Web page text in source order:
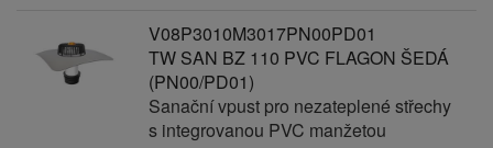
V08P3010M3017PN00PD01
TW SAN BZ 110 PVC FLAGON ŠEDÁ
(PN00/PD01)
Sanační vpust pro nezateplené střechy
s integrovanou PVC manžetou